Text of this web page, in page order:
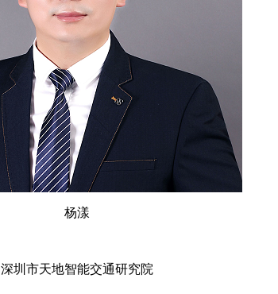
杨漾
深圳市天地智能交通研究院